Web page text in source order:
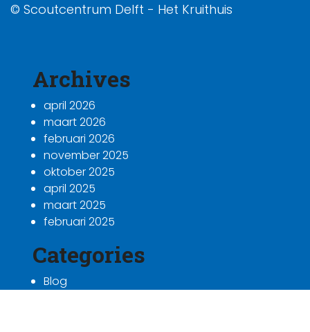
© Scoutcentrum Delft - Het Kruithuis
Archives
april 2026
maart 2026
februari 2026
november 2025
oktober 2025
april 2025
maart 2025
februari 2025
Categories
Blog